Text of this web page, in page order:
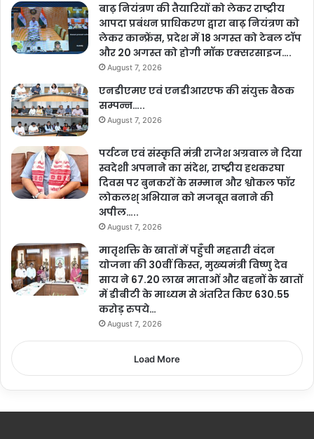
बाढ़ नियंत्रण की तैयारियों को लेकर राष्ट्रीय
आपदा प्रबंधन प्राधिकरण द्वारा बाढ़ नियंत्रण को
लेकर कान्फ्रेंस, प्रदेश में 18 अगस्त को टेबल टॉप
और 20 अगस्त को होगी मॉक एक्सरसाइज….
August 7, 2026
एनडीएमए एवं एनडीआरएफ की संयुक्त बैठक
सम्पन्न…..
August 7, 2026
पर्यटन एवं संस्कृति मंत्री राजेश अग्रवाल ने दिया
स्वदेशी अपनाने का संदेश, राष्ट्रीय हथकरघा
दिवस पर बुनकरों के सम्मान और श्वोकल फॉर
लोकलश् अभियान को मजबूत बनाने की
अपील…..
August 7, 2026
मातृशक्ति के खातों में पहुँची महतारी वंदन
योजना की 30वीं किस्त, मुख्यमंत्री विष्णु देव
साय ने 67.20 लाख माताओं और बहनों के खातों
में डीबीटी के माध्यम से अंतरित किए 630.55
करोड़ रुपये…
August 7, 2026
Load More